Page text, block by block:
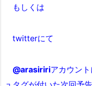
もしくは
twitterにて
@arasiririアカウン